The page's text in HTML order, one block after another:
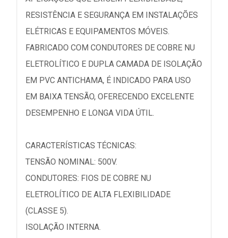
RESISTÊNCIA E SEGURANÇA EM INSTALAÇÕES
ELÉTRICAS E EQUIPAMENTOS MÓVEIS.
FABRICADO COM CONDUTORES DE COBRE NU
ELETROLÍTICO E DUPLA CAMADA DE ISOLAÇÃO
EM PVC ANTICHAMA, É INDICADO PARA USO
EM BAIXA TENSÃO, OFERECENDO EXCELENTE
DESEMPENHO E LONGA VIDA ÚTIL.
CARACTERÍSTICAS TÉCNICAS:
TENSÃO NOMINAL: 500V.
CONDUTORES: FIOS DE COBRE NU
ELETROLÍTICO DE ALTA FLEXIBILIDADE
(CLASSE 5).
ISOLAÇÃO INTERNA.